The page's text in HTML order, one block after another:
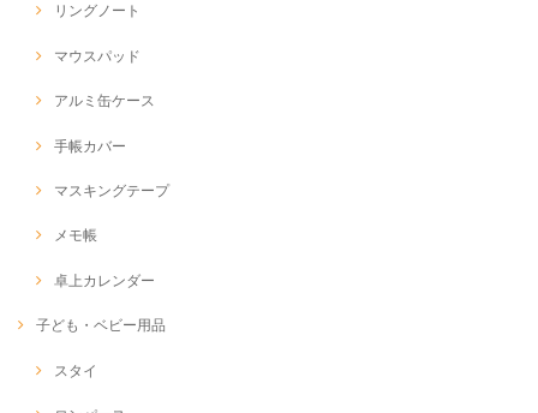
リングノート
マウスパッド
アルミ缶ケース
手帳カバー
マスキングテープ
メモ帳
卓上カレンダー
子ども・ベビー用品
スタイ